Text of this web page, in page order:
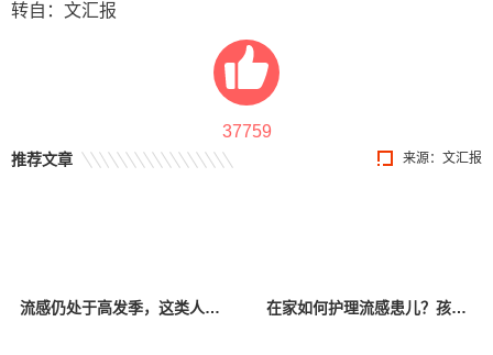
转自：文汇报
37759
来源：文汇报
推荐文章
流感仍处于高发季，这类人群要特别注意 在家如何护理流感患儿？孩子高热惊厥怎么办？